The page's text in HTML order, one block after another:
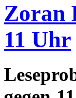
Zoran
11 Uhr